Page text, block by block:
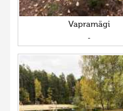
Vapramägi
-